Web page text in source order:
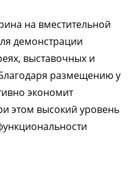
на вместительной
демонстрации
выставочных и
размещению у
экономит
этом высокий уровень